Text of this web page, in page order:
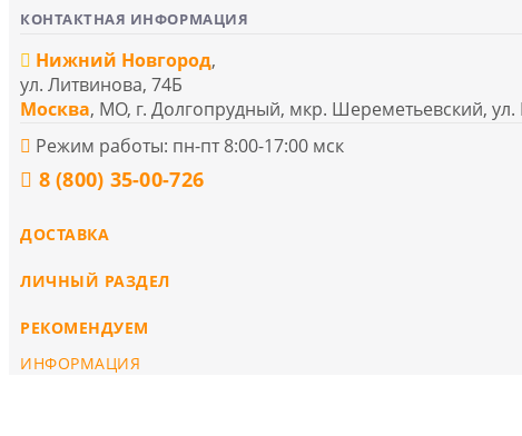
КОНТАКТНАЯ ИНФОРМАЦИЯ
Нижний Новгород,
ул. Литвинова, 74Б
Москва, МО, г. Долгопрудный, мкр. Шереметьевский,
Режим работы: пн-пт 8:00-17:00 мск
8 (800) 35-00-726
ДОСТАВКА
ЛИЧНЫЙ РАЗДЕЛ
РЕКОМЕНДУЕМ
ИНФОРМАЦИЯ